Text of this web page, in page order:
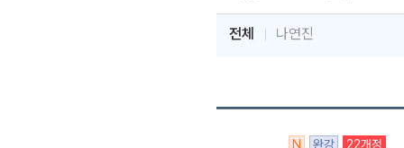
전체 나연진
N 완강 22개정